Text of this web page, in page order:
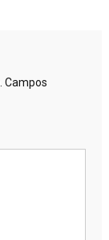
Campos